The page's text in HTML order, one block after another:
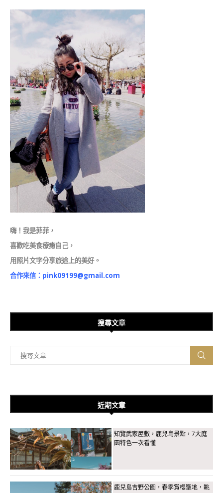
嗨！我是菲菲，
喜歡吃美食療癒自己，
用照片文字分享旅途上的美好。
合作來信： pink09199@gmail.com
搜尋文章
近期文章
知覽武家屋敷，鹿兒島景點，7大庭
園特色一次看懂
鹿兒島吉野公園，春季賞櫻聖地，眺